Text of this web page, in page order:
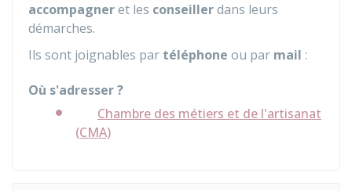
accompagneret les conseillerdans leurs
démarches.
Ils sont joignables par téléphone ou par mail :
Où s'adresser ?
Chambre des métiers et de l'artisanat
(CMA)